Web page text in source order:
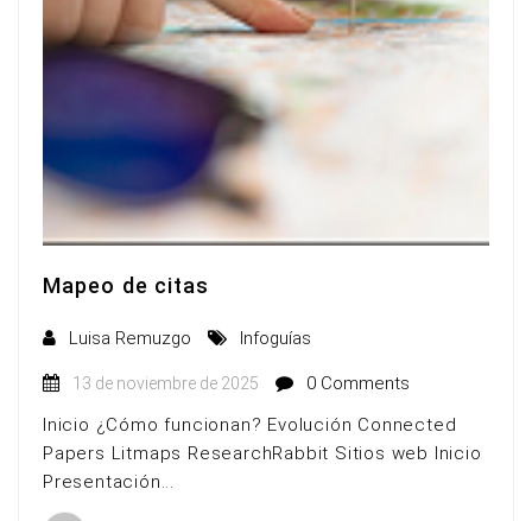
Mapeo de citas
Luisa Remuzgo Infoguías
13 de noviembre de 2025
0 Comments
Inicio ¿Cómo funcionan? Evolución Connected
Papers Litmaps ResearchRabbit Sitios web Inicio
Presentación...